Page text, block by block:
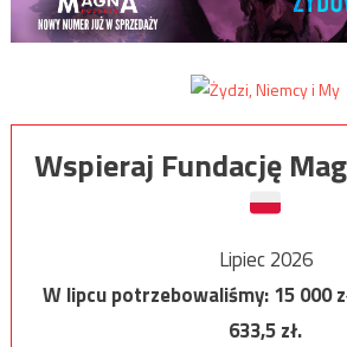
Wspieraj Fundację
Lipiec 2026
W lipcu potrzebowaliśmy:15 000
633,5zł.